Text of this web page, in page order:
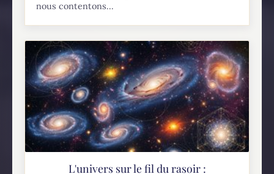
nous contentons...
L'univers sur le fil du rasoir :